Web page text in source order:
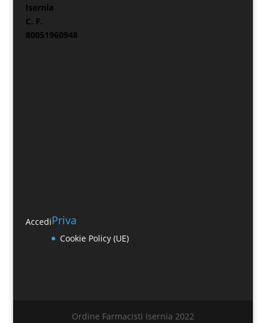
Isernia
C. F.
80051960948
AccediPriva
Cookie Policy (UE)
Ordine Farmacisti Isernia 2022